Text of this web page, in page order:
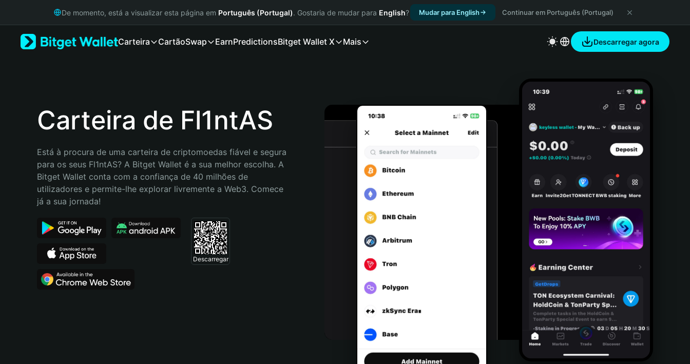
Русский
Bahasa Indonesia
Español (Argentina)
De momento, está a visualizar esta página em Português (Portugal). Gostaria de mudar para English? Mudar para English Continuar em Português (Portugal)
Carteira CartãoSwap EarnPredictionsBitget Wallet X Mais Descarregar agora
Carteira de Fl1ntAS
Está à procura de uma carteira de criptomoedas fiável e segura
para os seus Fl1ntAS? A Bitget Wallet é a sua melhor escolha. A
Bitget Wallet conta com a confiança de 40 milhões de
utilizadores e permite-lhe explorar livremente a Web3. Comece
já a sua jornada!
Descarregar